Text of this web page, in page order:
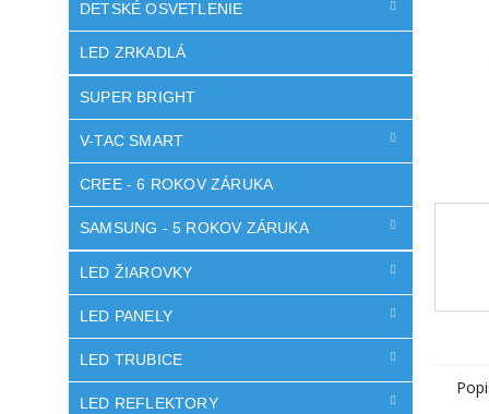
DETSKÉ OSVETLENIE
LED ZRKADLÁ
SUPER BRIGHT
V-TAC SMART
CREE - 6 ROKOV ZÁRUKA
SAMSUNG - 5 ROKOV ZÁRUKA
LED ŽIAROVKY
LED PANELY
LED TRUBICE
LED REFLEKTORY